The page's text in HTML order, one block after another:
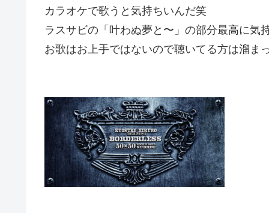
カラオケで歌うと気持ちいんだ笑
ラスサビの「叶わぬ夢と〜」の部分最高に気
お歌はお上手ではないので聴いてる方は溜ま